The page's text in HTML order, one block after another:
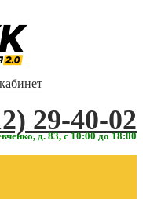
29-40-02
д. 83, с 10:00 до 18:00